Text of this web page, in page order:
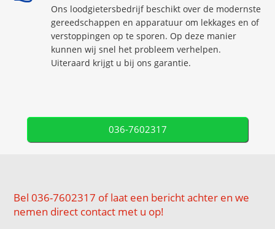
Ons loodgietersbedrijf beschikt over de modernste
gereedschappen en apparatuur om lekkages en of
verstoppingen op te sporen. Op deze manier
kunnen wij snel het probleem verhelpen.
Uiteraard krijgt u bij ons garantie.
036-7602317
Bel 036-7602317 of laat een bericht achter en we
nemen direct contact met u op!